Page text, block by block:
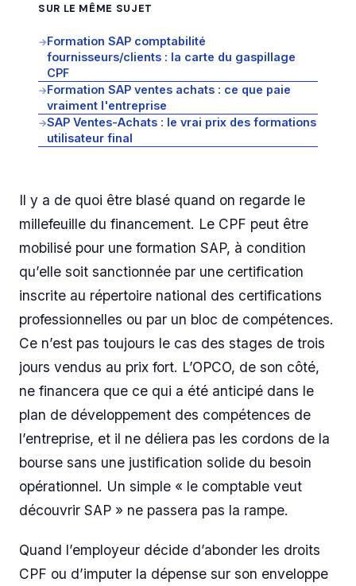
SUR LE MÊME SUJET
→Formation SAP comptabilité
fournisseurs/clients : la carte du gaspillage
CPF
→Formation SAP ventes achats : ce que paie
vraiment l'entreprise
→SAP Ventes-Achats : le vrai prix des formations
utilisateur final
Il y a de quoi être blasé quand on regarde le
millefeuille du financement. Le CPF peut être
mobilisé pour une formation SAP, à condition
qu’elle soit sanctionnée par une certification
inscrite au répertoire national des certifications
professionnelles ou par un bloc de compétences.
Ce n’est pas toujours le cas des stages de trois
jours vendus au prix fort. L’OPCO, de son côté,
ne financera que ce qui a été anticipé dans le
plan de développement des compétences de
l’entreprise, et il ne déliera pas les cordons de la
bourse sans une justification solide du besoin
opérationnel. Un simple « le comptable veut
découvrir SAP » ne passera pas la rampe.
Quand l’employeur décide d’abonder les droits
CPF ou d’imputer la dépense sur son enveloppe